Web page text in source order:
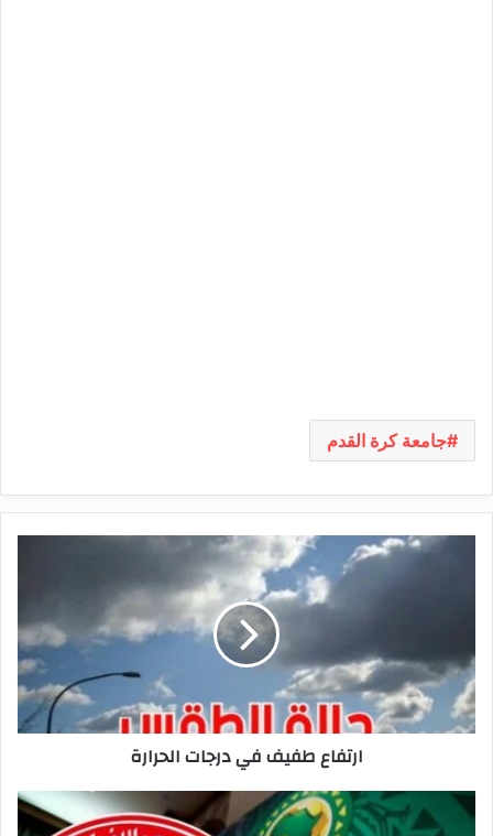
جامعة كرة القدم
ارتفاع
ارتفاع طفيف في درجات الحرارة
كأس
‘الكاف’: